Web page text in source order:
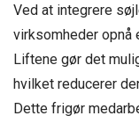
Ved at integrere
virksomheder opnå
Liftene gør det
hvilket reducerer
Dette frigør